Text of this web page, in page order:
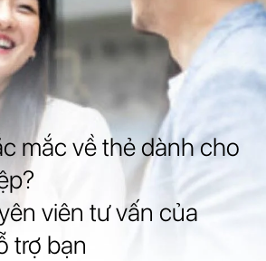
mắc về thẻ dành cho
viên tư vấn của
trợ bạn